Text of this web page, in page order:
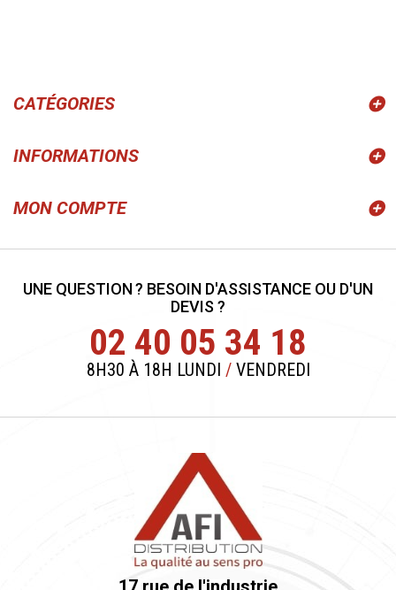
CATÉGORIES
INFORMATIONS
MON COMPTE
UNE QUESTION ? BESOIN D'ASSISTANCE OU D'UN
DEVIS ?
02 40 05 34 18
8H30 À 18H LUNDI /VENDREDI